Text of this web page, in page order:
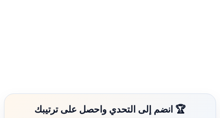
🏆 انضم إلى التحدي واحصل على ترتيبك